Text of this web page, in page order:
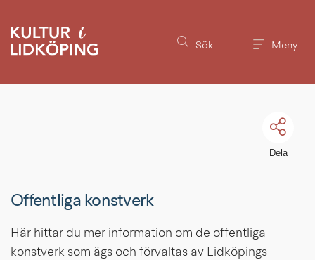
Sök Meny
Dela
Offentliga konstverk
Här hittar du mer information om de offentliga
konstverk som ägs och förvaltas av Lidköpings
Sökförslagen
presenteras
sökrutan